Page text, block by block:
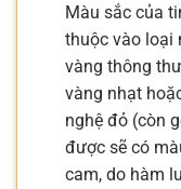
Màu sắc của
thuộc vào loại
vàng thông
vàng nhạt
nghệ đỏ (còn
được sẽ có
cam, do hàm